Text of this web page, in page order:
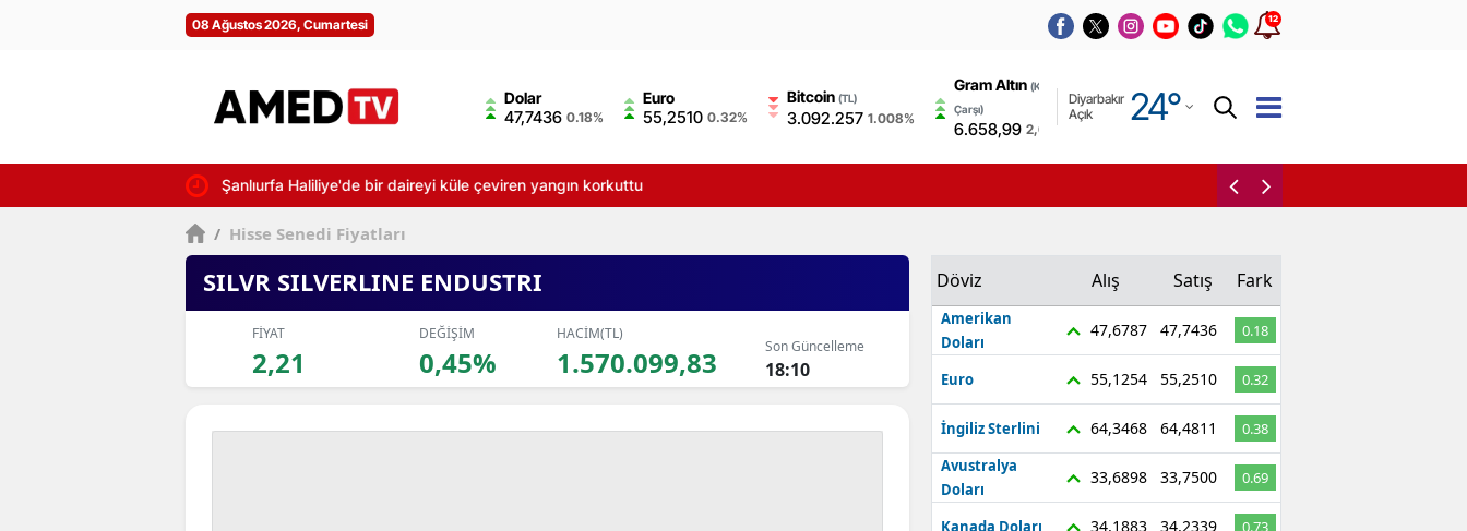
08 Ağustos 2026, Cumartesi 12
Dolar
47,7436 0.18%
Euro
55,2510 0.32%
Bitcoin (TL)
3.092.257 1.008%
Gram Altın (Kapalı
Çarşı)
6.658,99 2,09%
Diyarbakır
Açık
24°
Adıyaman
Ankara
Antalya
Artvin
Aydın
Balıkesir
Şanlıurfa Haliliye'de bir daireyi küle çeviren yangın korkuttu
/ Hisse Senedi Fiyatları
SILVR SILVERLINE ENDUSTRI
FİYAT
2,21
DEĞİŞİM
0,45%
HACİM(TL)
1.570.099,83 Son Güncelleme
18:10
Döviz Alış Satış Fark
Amerikan
Doları
47,6787 47,7436 0.18
Euro 55,1254 55,2510 0.32
İngiliz Sterlini 64,3468 64,4811
0.38
Avustralya
Doları
33,6898 33,7500 0.69
Kanada Doları 34,1883 34,2339 0.73